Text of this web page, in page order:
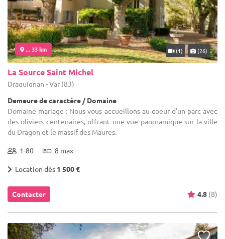
... 33 km (1) (26)
La Source Saint Michel
Draguignan - Var (83)
Demeure de caractère / Domaine
Domaine mariage : Nous vous accueillons au coeur d'un parc avec
des oliviers centenaires, offrant une vue panoramique sur la ville
du Dragon et le massif des Maures.
1-80 8 max
Location dès 1 500 €
Contacter 4.8 (8)